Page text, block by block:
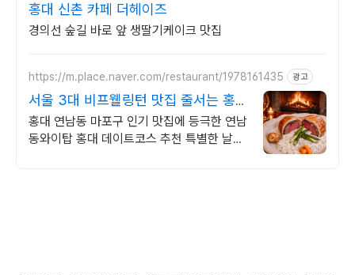
홍대 신촌 카페 더헤이즈
경의선 숲길 바로 앞 생딸기케이크 맛집
https://m.place.naver.com/restaurant/1978161435 광고
서울 3대 비프웰링턴 맛집 줄서는 홍
대 연남동 핫플
홍대 연남동 마포구 인기 맛집에 등극한 연남
동와이탑 홍대 데이트코스 추천 특별한 날을